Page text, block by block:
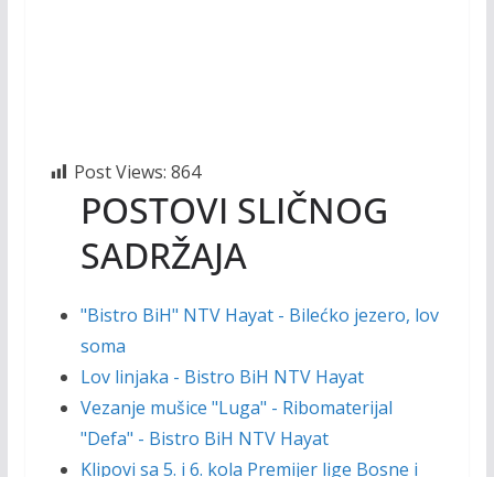
Post Views: 864
POSTOVI SLIČNOG
SADRŽAJA
"Bistro BiH" NTV Hayat - Bilećko jezero, lov
soma
Lov linjaka - Bistro BiH NTV Hayat
Vezanje mušice "Luga" - Ribomaterijal
"Defa" - Bistro BiH NTV Hayat
Klipovi sa 5. i 6. kola Premijer lige Bosne i